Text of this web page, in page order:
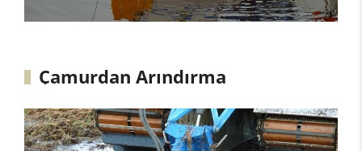
Çamurdan Arındırma